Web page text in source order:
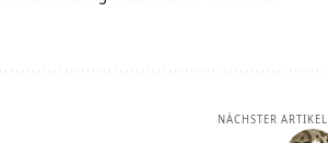
NÄCHSTER ARTIKEL